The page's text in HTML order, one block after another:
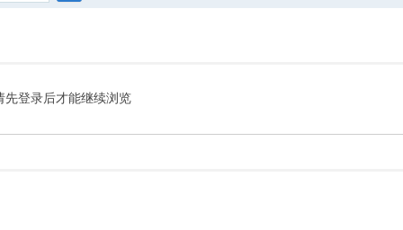
先登录后才能继续浏览